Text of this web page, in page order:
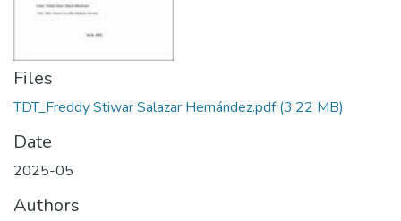
Files
TDT_Freddy Stiwar Salazar Hernández.pdf(3.22 MB)
Date
2025-05
Authors